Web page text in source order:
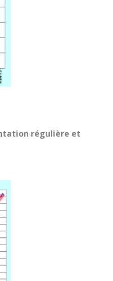
régulière et